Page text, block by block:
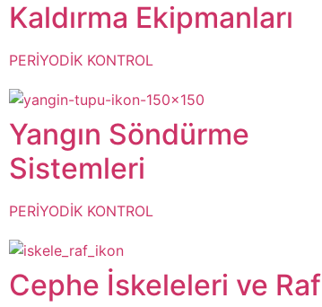
Kaldırma Ekipmanları
PERİYODİK KONTROL
Yangın Söndürme
Sistemleri
PERİYODİK KONTROL
Cephe İskeleleri ve Raf